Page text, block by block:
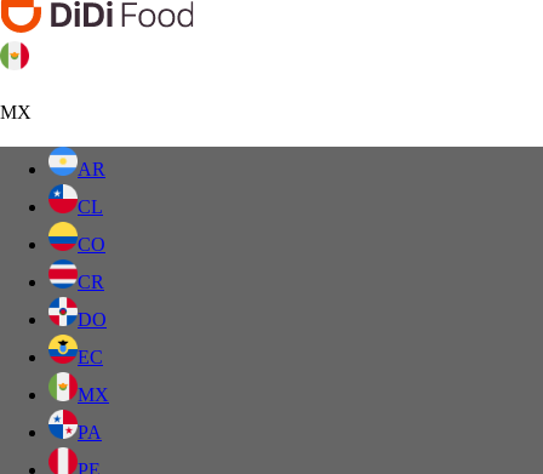
MX
AR
CL
CO
CR
DO
EC
MX
PA
PE